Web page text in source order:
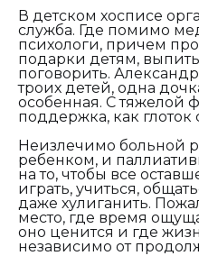
В детском хосписе
служба. Где помимо
психологи, причем
подарки детям,
поговорить.
троих детей, одна
особенная. С тяжелой
поддержка, как глоток
Неизлечимо больной
ребенком, и
на то, чтобы все
играть, учиться,
даже хулиганить.
место, где время
оно ценится и где
независимо от